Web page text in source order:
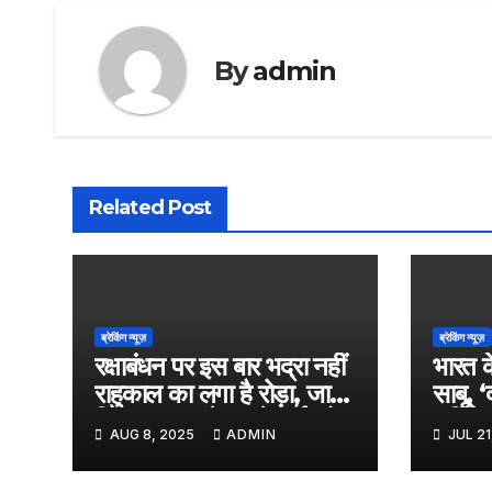
Byadmin
Related Post
ब्रेकिंग न्यूज़
रक्षाबंधन पर इस बार भद्रा नहीं
राहुकाल का लगा है रोड़ा, जानें
किस समय बांधे अपने भाई को
राखी
AUG 8, 2025 ADMIN
ब्रेकिंग न्यूज़
भारत
साबू,
किया
आएगी
JUL